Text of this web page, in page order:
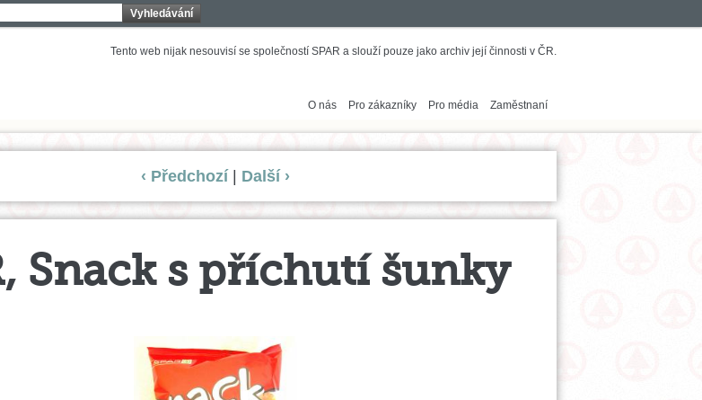
Vyhledávání
Tento web nijak nesouvisí se společností SPAR a slouží pouze jako archiv její činnosti v ČR.
O nás Pro zákazníky Pro média Zaměstnaní
‹ Předchozí Další ›
Snack s příchutí šunky